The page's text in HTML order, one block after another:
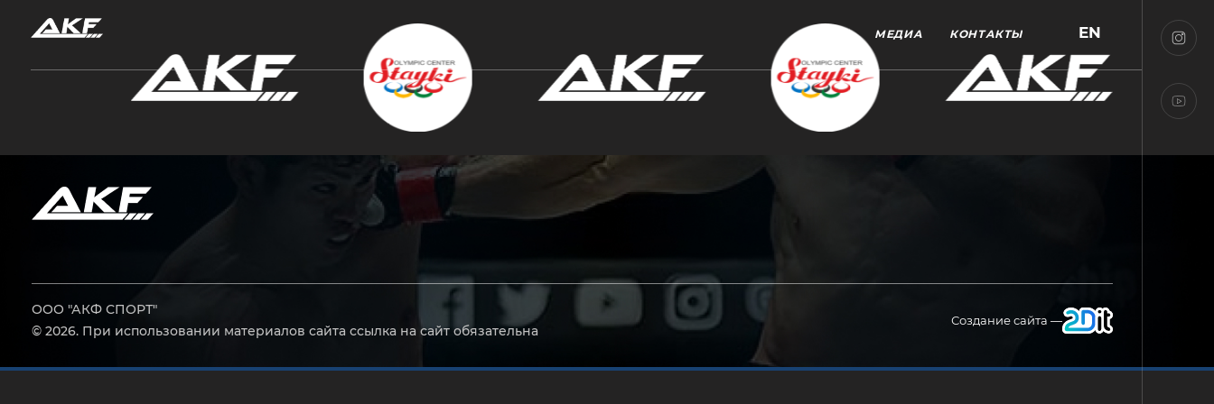
МЕДИА КОНТАКТЫ EN
ООО "АКФ СПОРТ"
© 2026. При использовании материалов сайта ссылка на сайт обязательна
Создание сайта —
Нажмите Enter для поиска или Esc, чтобы закрыть